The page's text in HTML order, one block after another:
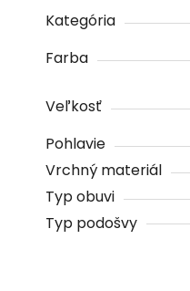
Kategória
Farba
Veľkosť
Pohlavie
Vrchný materiál
Typ obuvi
Typ podošvy